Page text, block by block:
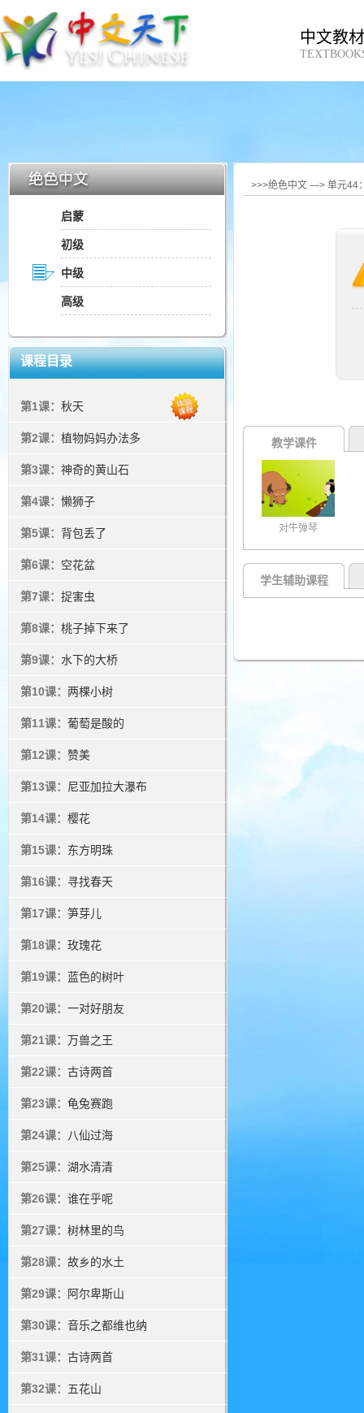
中文教
启蒙
初级
中级
高级
课程目录
第1课： 秋天
第2课： 植物妈妈办法多
第3课： 神奇的黄山石
第4课： 懒狮子
第5课： 背包丢了
第6课： 空花盆
第7课： 捉害虫
第8课： 桃子掉下来了
第9课： 水下的大桥
第10课： 两棵小树
第11课： 葡萄是酸的
第12课： 赞美
第13课： 尼亚加拉大瀑布
第14课： 樱花
第15课： 东方明珠
第16课： 寻找春天
第17课： 笋芽儿
第18课： 玫瑰花
第19课： 蓝色的树叶
第20课： 一对好朋友
第21课： 万兽之王
第22课： 古诗两首
第23课： 龟兔赛跑
第24课： 八仙过海
第25课： 湖水清清
第26课： 谁在乎呢
第27课： 树林里的鸟
第28课： 故乡的水土
第29课： 阿尔卑斯山
第30课： 音乐之都维也纳
第31课： 古诗两首
第32课： 五花山
>>>绝色中文 —> 单元44
教学课件
对牛弹琴
学生辅助课程